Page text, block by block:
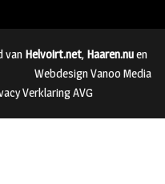
van Helvoirt.net, Haaren.nuen
Webdesign Vanoo Media
Verklaring AVG